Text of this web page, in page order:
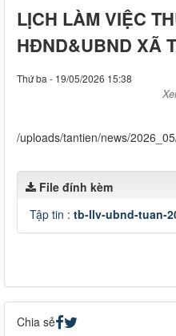
LỊCH LÀM VIỆC
HĐND&UBND XÃ
Thứ ba - 19/05/2026 15:38
/uploads/tantien/news/
File đính kèm
Tập tin : tb-llv-ubnd-tuan-
Chia sẻ